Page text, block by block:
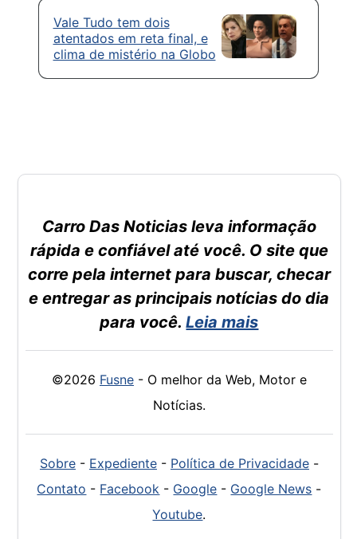
Vale Tudo tem dois
atentados em reta final, e
clima de mistério na Globo
Carro Das Noticias leva informação
rápida e confiável até você. O site que
corre pela internet para buscar, checar
e entregar as principais notícias do dia
para você.Leia mais
©2026 Fusne- O melhor da Web, Motor e
Notícias.
Sobre- Expediente- Política de Privacidade-
Contato - Facebook - Google - Google News -
Youtube.